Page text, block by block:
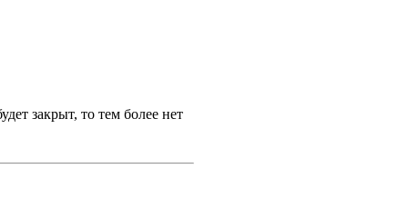
закрыт, то тем более нет